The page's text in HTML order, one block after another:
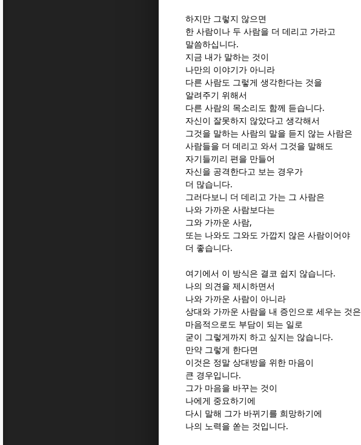
하지만 그렇지 않으면
한 사람이나 두 사람을 더 데리고 가라고
말씀하십니다.
지금 내가 말하는 것이
나만의 이야기가 아니라
다른 사람도 그렇게 생각한다는 것을
알려주기 위해서
다른 사람의 목소리도 함께 듣습니다.
자신이 잘못하지 않았다고 생각해서
그것을 말하는 사람의 말을 듣지 않는 사람은
사람들을 더 데리고 와서 그것을 말해도
자기들끼리 편을 만들어
자신을 공격한다고 보는 경우가
더 많습니다.
그러다보니 더 데리고 가는 그 사람은
나와 가까운 사람보다는
그와 가까운 사람,
또는 나와도 그와도 가깝지 않은 사람이어야
더 좋습니다.
여기에서 이 방식은 결코 쉽지 않습니다.
나의 의견을 제시하면서
나와 가까운 사람이 아니라
상대와 가까운 사람을 내 증인으로 세우는 것은
마음적으로도 부담이 되는 일로
굳이 그렇게까지 하고 싶지는 않습니다.
만약 그렇게 한다면
이것은 정말 상대방을 위한 마음이
큰 경우입니다.
그가 마음을 바꾸는 것이
나에게 중요하기에
다시 말해 그가 바뀌기를 희망하기에
나의 노력을 쏟는 것입니다.